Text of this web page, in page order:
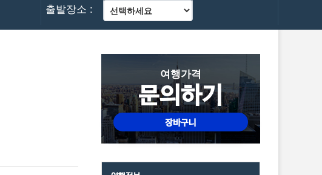
출발장소 :
여행가격
문의하기
장바구니